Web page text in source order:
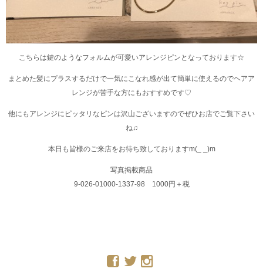
こちらは鍵のようなフォルムが可愛いアレンジピンとなっております☆
まとめた髪にプラスするだけで一気にこなれ感が出て簡単に使えるのでヘアア
レンジが苦手な方にもおすすめです♡
他にもアレンジにピッタリなピンは沢山ございますのでぜひお店でご覧下さい
ね♫
本日も皆様のご来店をお待ち致しておりますm(_ _)m
写真掲載商品
9-026-01000-1337-98 1000円＋税